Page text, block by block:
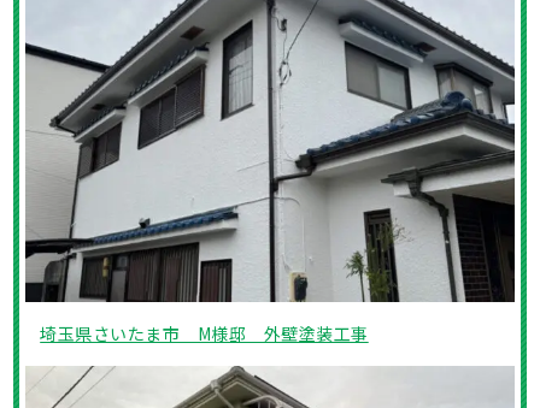
埼玉県さいたま市 M様邸 外壁塗装工事